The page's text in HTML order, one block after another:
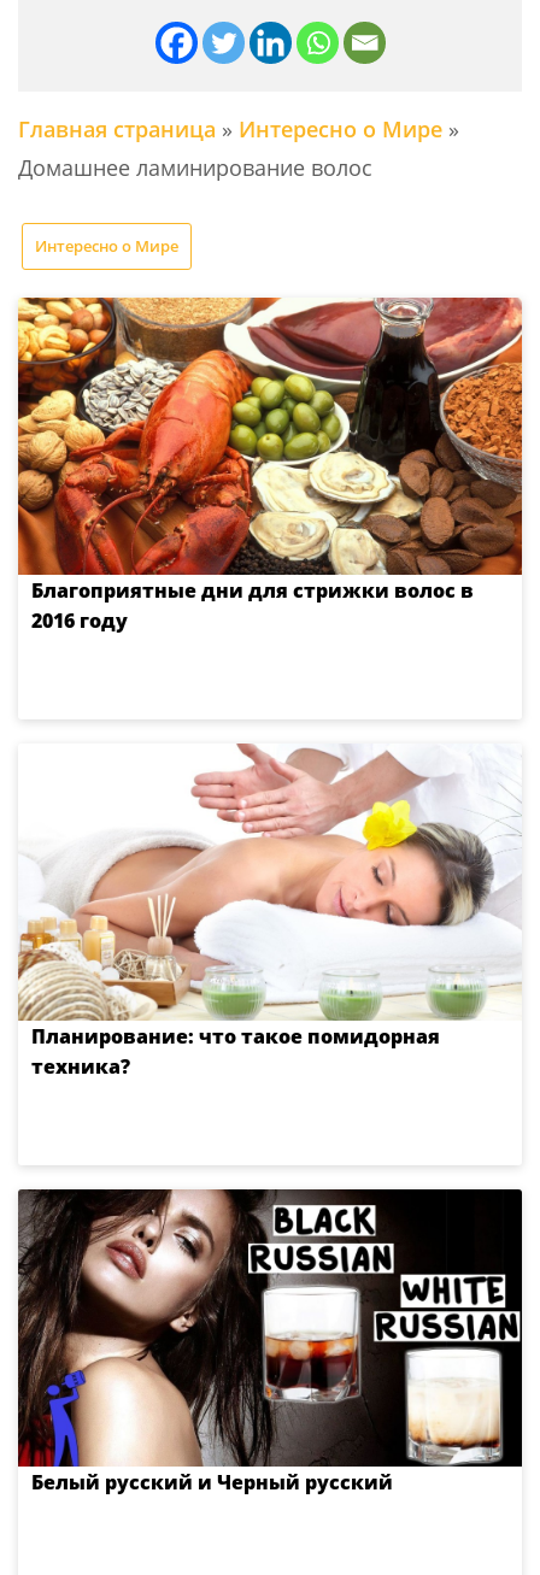
Главная страница » Интересно о Мире »
Домашнее ламинирование волос
Интересно о Мире
Благоприятные дни для стрижки волос в
2016 году
Планирование: что такое помидорная
техника?
Белый русский и Черный русский